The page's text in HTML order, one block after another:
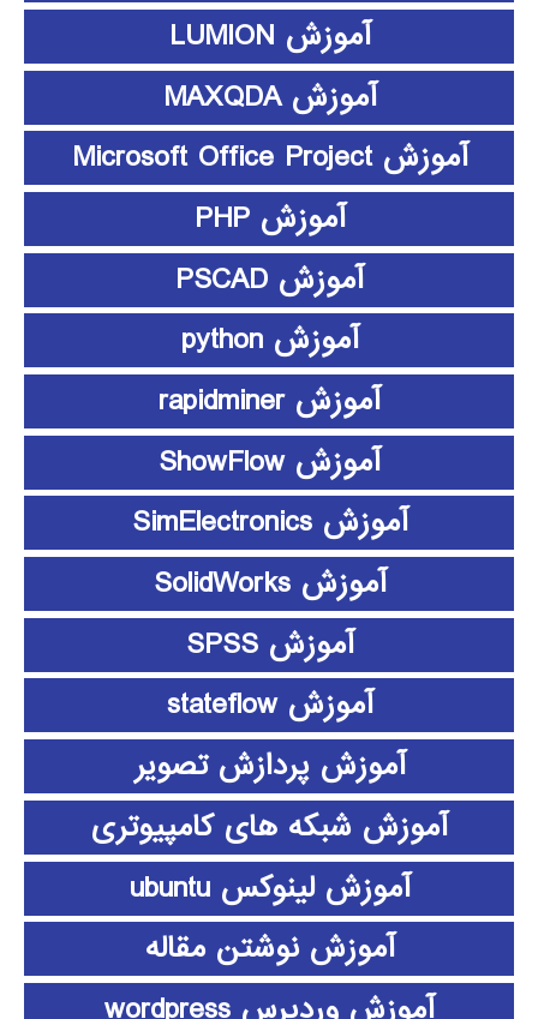
آموزش LUMION
آموزش MAXQDA
آموزش Microsoft Office Project
آموزش PHP
آموزش PSCAD
آموزش python
آموزش rapidminer
آموزش ShowFlow
آموزش SimElectronics
آموزش SolidWorks
آموزش SPSS
آموزش stateflow
آموزش پردازش تصویر
آموزش شبکه های کامپیوتری
آموزش لینوکس ubuntu
آموزش نوشتن مقاله
آموزش وردپرس wordpress